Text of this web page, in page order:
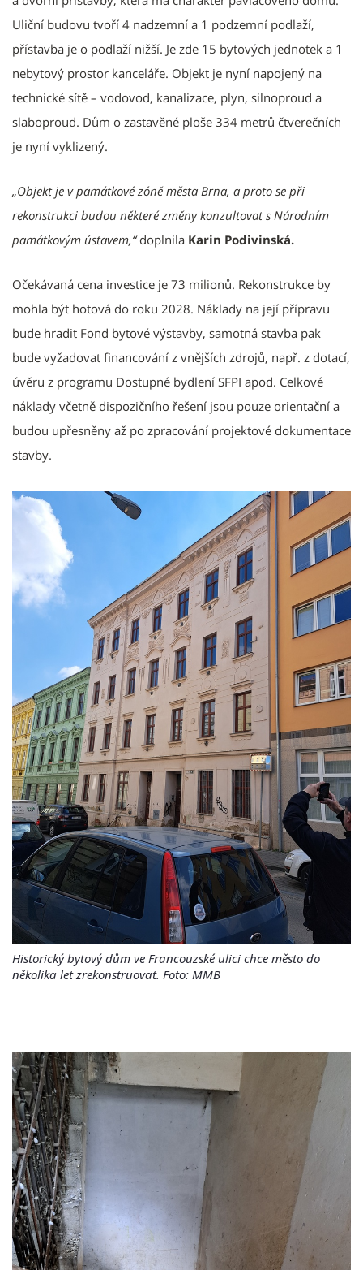
Uliční budovu tvoří 4 nadzemní a 1 podzemní podlaží,
přístavba je o podlaží nižší. Je zde 15 bytových jednotek a 1
nebytový prostor kanceláře. Objekt je nyní napojený na
technické sítě – vodovod, kanalizace, plyn, silnoproud a
slaboproud. Dům o zastavěné ploše 334 metrů čtverečních
je nyní vyklizený.
„Objekt je v památkové zóně města Brna, a proto se při
rekonstrukci budou některé změny konzultovat s Národním
památkovým ústavem,“doplnila Karin Podivinská.
Očekávaná cena investice je 73 milionů. Rekonstrukce by
mohla být hotová do roku 2028. Náklady na její přípravu
bude hradit Fond bytové výstavby, samotná stavba pak
bude vyžadovat financování z vnějších zdrojů, např. z dotací,
úvěru z programu Dostupné bydlení SFPI apod. Celkové
náklady včetně dispozičního řešení jsou pouze orientační a
budou upřesněny až po zpracování projektové dokumentace
stavby.
Historický bytový dům ve Francouzské ulici chce město do
několika let zrekonstruovat. Foto: MMB